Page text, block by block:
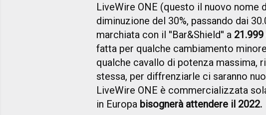
LiveWire ONE (questo il nuovo nome
diminuzione del 30%, passando dai
marchiata con il ''Bar&Shield'' a
fatta per qualche cambiamento
qualche cavallo di potenza massima,
stessa, per diffrenziarle ci saranno
LiveWire ONE è commercializzata
in Europa bisognerà attendere il 2022.